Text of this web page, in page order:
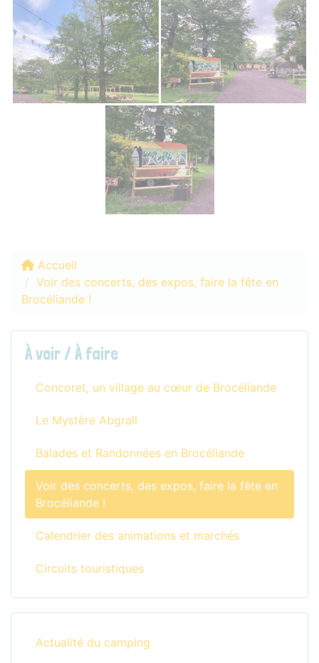
Accueil
Voir des concerts, des expos, faire la fête en
Brocéliande !
À voir / À faire
Concoret, un village au cœur de Brocéliande
Le Mystère Abgrall
Balades et Randonnées en Brocéliande
Voir des concerts, des expos, faire la fête en
Brocéliande !
Calendrier des animations et marchés
Circuits touristiques
Actualité du camping